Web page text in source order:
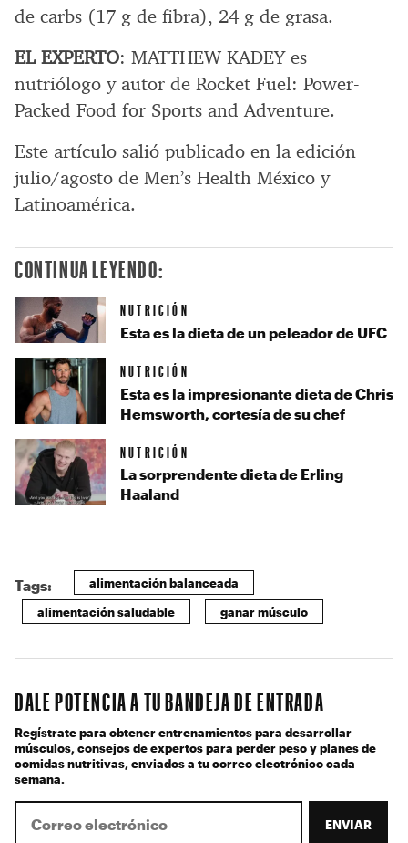
de carbs (17 g de fibra), 24 g de grasa.
EL EXPERTO: MATTHEW KADEY es
nutriólogo y autor de Rocket Fuel: Power-
Packed Food for Sports and Adventure.
Este artículo salió publicado en la edición
julio/agosto de Men’s Health México y
Latinoamérica.
CONTINUA LEYENDO:
NUTRICIÓN
Esta es la dieta de un peleador de UFC
NUTRICIÓN
Esta es la impresionante dieta de Chris
Hemsworth, cortesía de su chef
NUTRICIÓN
La sorprendente dieta de Erling
Haaland
Tags: alimentación balanceada
alimentación saludable ganar músculo
DALE POTENCIA A TU BANDEJA DE ENTRADA
Regístrate para obtener entrenamientos para desarrollar
músculos, consejos de expertos para perder peso y planes de
comidas nutritivas, enviados a tu correo electrónico cada
semana.
ENVIAR